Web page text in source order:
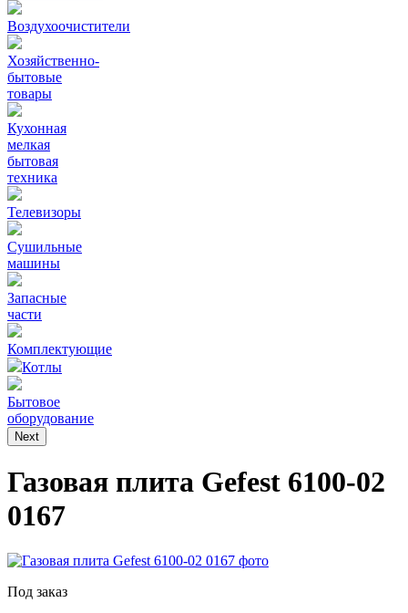
Воздухоочистители
Хозяйственно-
бытовые
товары
Кухонная
мелкая
бытовая
техника
Телевизоры
Сушильные
машины
Запасные
части
Комплектующие
Котлы
Бытовое
оборудование
Next
Газовая плита Gefest 6100-02
0167
Под заказ